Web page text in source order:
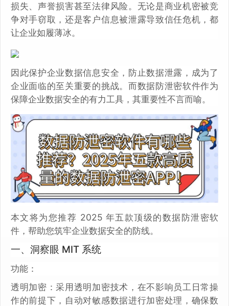
损失、声誉损害甚至法律风险。无论是商业机密被竞
争对手窃取，还是客户信息被泄露导致信任危机，都
让企业如履薄冰。
因此保护企业数据信息安全，防止数据泄露，成为了
企业面临的至关重要的挑战。而数据防泄密软件作为
保障企业数据安全的有力工具，其重要性不言而喻。
本文将为您推荐 2025 年五款顶级的数据防泄密软
件，帮助您筑牢企业数据安全的防线。
一、洞察眼 MIT 系统
功能：
透明加密：采用透明加密技术，在不影响员工日常操
作的前提下，自动对敏感数据进行加密处理，确保数